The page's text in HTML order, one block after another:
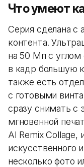
Что умеют
Серия сделана с
контента.
на 50 Мп с углом
в кадр большую
также есть
с готовыми
сразу снимать с
мгновенной
AI Remix Collage,
искусственного
несколько фото